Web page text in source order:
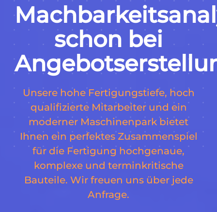
schon bei
Unsere hohe Fertigungstiefe, hoch
qualifizierte Mitarbeiter und ein
moderner Maschinenpark bietet
Ihnen ein perfektes Zusammenspiel
für die Fertigung hochgenaue,
komplexe und terminkritische
Bauteile. Wir freuen uns über jede
Anfrage.